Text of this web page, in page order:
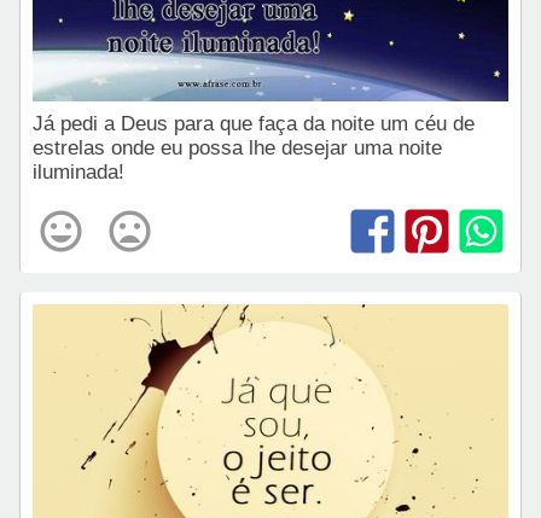
Já pedi a Deus para que faça da noite um céu de
estrelas onde eu possa lhe desejar uma noite
iluminada!